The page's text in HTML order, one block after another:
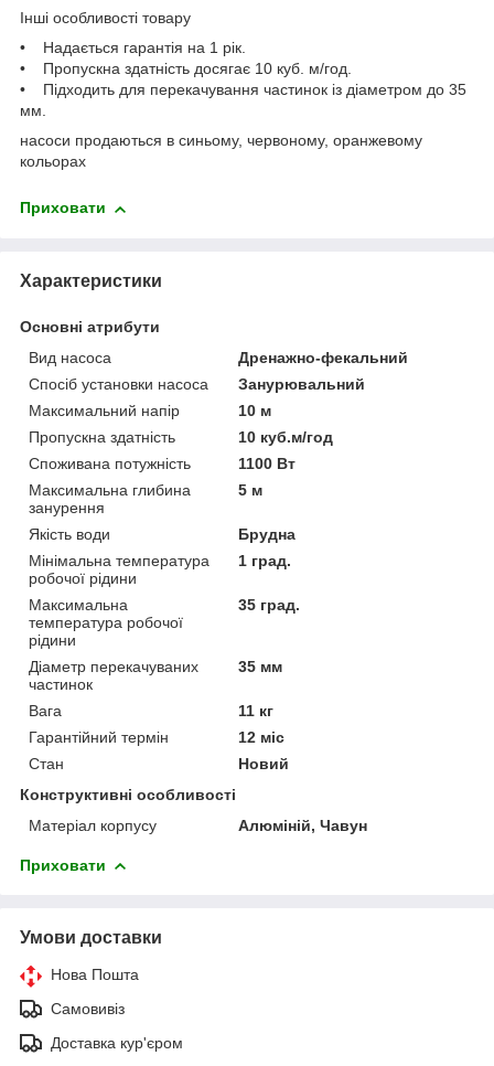
Інші особливості товару
• Надається гарантія на 1 рік.
• Пропускна здатність досягає 10 куб. м/год.
• Підходить для перекачування частинок із діаметром до 35
мм.
насоси продаються в синьому, червоному, оранжевому
кольорах
Приховати
Характеристики
Основні атрибути
Вид насоса
Дренажно-фекальний
Спосіб установки насоса
Занурювальний
Максимальний напір
10 м
Пропускна здатність
10 куб.м/год
Споживана потужність
1100 Вт
Максимальна глибина
занурення
5 м
Якість води
Брудна
Мінімальна температура
робочої рідини
1 град.
Максимальна
температура робочої
рідини
35 град.
Діаметр перекачуваних
частинок
35 мм
Вага
11 кг
Гарантійний термін
12 міс
Стан
Новий
Конструктивні особливості
Матеріал корпусу
Алюміній, Чавун
Приховати
Умови доставки
Нова Пошта
Самовивіз
Доставка кур'єром